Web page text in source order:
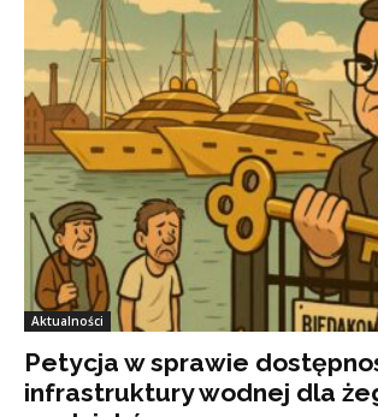
Aktualności
Petycja w sprawie
infrastruktury wodnej dla